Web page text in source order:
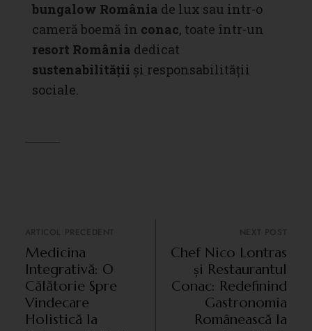
bungalow România de lux sau intr-o
cameră boemă în conac, toate într-un
resort România dedicat
sustenabilității și responsabilității
sociale.
Medicina
Integrativă: O
Călătorie Spre
Vindecare
Holistică la
Chef Nico Lontras
și Restaurantul
Conac: Redefinind
Gastronomia
Românească la